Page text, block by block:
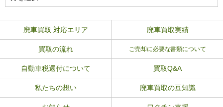
廃車買取 対応エリア 廃車買取実績
買取の流れ ご売却に必要な書類について
自動車税還付について 買取Q&A
私たちの想い 廃車買取の豆知識